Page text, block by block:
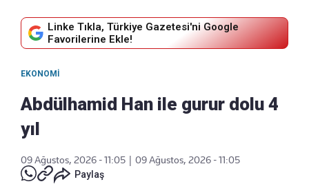
Linke Tıkla, Türkiye Gazetesi'ni Google
Favorilerine Ekle!
EKONOMI
Abdülhamid Han ile gurur dolu 4
yıl
09 Ağustos, 2026 - 11:05
09 Ağustos, 2026 - 11:05
Paylaş